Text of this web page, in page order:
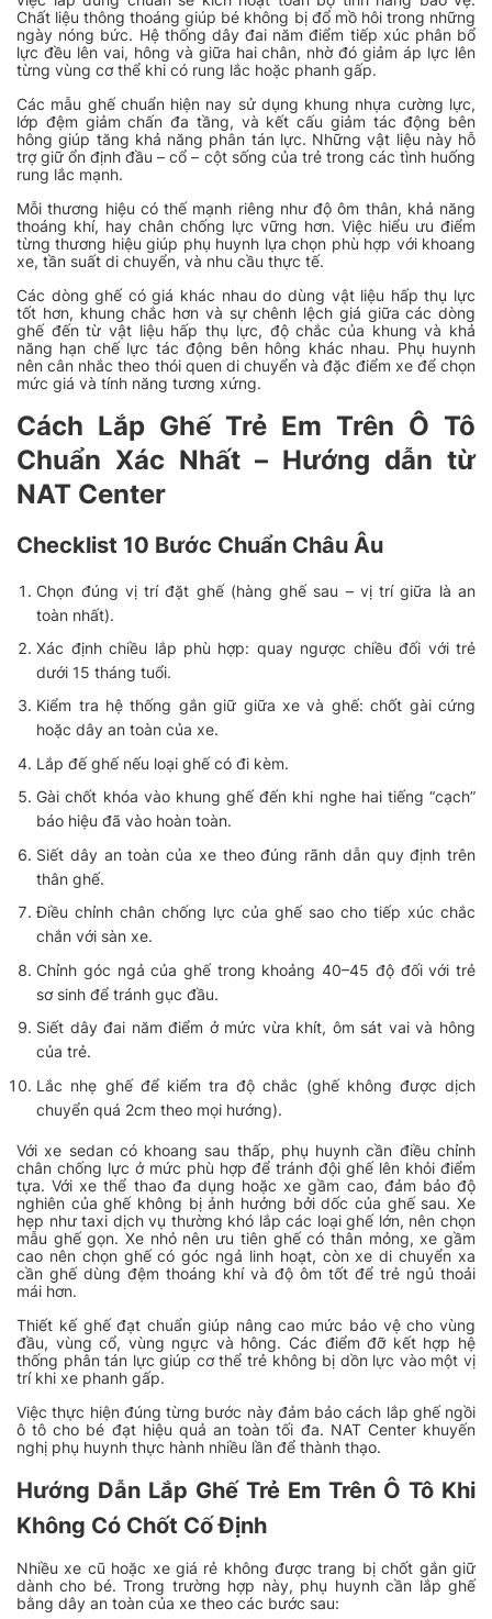
Chất liệu thông thoáng giúp bé không bị đổ mồ hôi trong những
ngày nóng bức. Hệ thống dây đai năm điểm tiếp xúc phân bổ
lực đều lên vai, hông và giữa hai chân, nhờ đó giảm áp lực lên
từng vùng cơ thể khi có rung lắc hoặc phanh gấp.
Các mẫu ghế chuẩn hiện nay sử dụng khung nhựa cường lực,
lớp đệm giảm chấn đa tầng, và kết cấu giảm tác động bên
hông giúp tăng khả năng phân tán lực. Những vật liệu này hỗ
trợ giữ ổn định đầu – cổ – cột sống của trẻ trong các tình huống
rung lắc mạnh.
Mỗi thương hiệu có thế mạnh riêng như độ ôm thân, khả năng
thoáng khí, hay chân chống lực vững hơn. Việc hiểu ưu điểm
từng thương hiệu giúp phụ huynh lựa chọn phù hợp với khoang
xe, tần suất di chuyển, và nhu cầu thực tế.
Các dòng ghế có giá khác nhau do dùng vật liệu hấp thụ lực
tốt hơn, khung chắc hơn và sự chênh lệch giá giữa các dòng
ghế đến từ vật liệu hấp thụ lực, độ chắc của khung và khả
năng hạn chế lực tác động bên hông khác nhau. Phụ huynh
nên cân nhắc theo thói quen di chuyển và đặc điểm xe để chọn
mức giá và tính năng tương xứng.
Cách Lắp Ghế Trẻ Em Trên Ô Tô
Chuẩn Xác Nhất – Hướng dẫn từ
NAT Center
Checklist 10 Bước Chuẩn Châu Âu
Chọn đúng vị trí đặt ghế (hàng ghế sau – vị trí giữa là an
toàn nhất).
Xác định chiều lắp phù hợp: quay ngược chiều đối với trẻ
dưới 15 tháng tuổi.
Kiểm tra hệ thống gắn giữ giữa xe và ghế: chốt gài cứng
hoặc dây an toàn của xe.
Lắp đế ghế nếu loại ghế có đi kèm.
Gài chốt khóa vào khung ghế đến khi nghe hai tiếng “cạch”
báo hiệu đã vào hoàn toàn.
Siết dây an toàn của xe theo đúng rãnh dẫn quy định trên
thân ghế.
Điều chỉnh chân chống lực của ghế sao cho tiếp xúc chắc
chắn với sàn xe.
Chỉnh góc ngả của ghế trong khoảng 40–45 độ đối với trẻ
sơ sinh để tránh gục đầu.
Siết dây đai năm điểm ở mức vừa khít, ôm sát vai và hông
của trẻ.
Lắc nhẹ ghế để kiểm tra độ chắc (ghế không được dịch
chuyển quá 2cm theo mọi hướng).
Với xe sedan có khoang sau thấp, phụ huynh cần điều chỉnh
chân chống lực ở mức phù hợp để tránh đội ghế lên khỏi điểm
tựa. Với xe thể thao đa dụng hoặc xe gầm cao, đảm bảo độ
nghiên của ghế không bị ảnh hưởng bởi dốc của ghế sau. Xe
hẹp như taxi dịch vụ thường khó lắp các loại ghế lớn, nên chọn
mẫu ghế gọn. Xe nhỏ nên ưu tiên ghế có thân mỏng, xe gầm
cao nên chọn ghế có góc ngả linh hoạt, còn xe di chuyển xa
cần ghế dùng đệm thoáng khí và độ ôm tốt để trẻ ngủ thoải
mái hơn.
Thiết kế ghế đạt chuẩn giúp nâng cao mức bảo vệ cho vùng
đầu, vùng cổ, vùng ngực và hông. Các điểm đỡ kết hợp hệ
thống phân tán lực giúp cơ thể trẻ không bị dồn lực vào một vị
trí khi xe phanh gấp.
Việc thực hiện đúng từng bước này đảm bảo cách lắp ghế ngồi
ô tô cho bé đạt hiệu quả an toàn tối đa. NAT Center khuyến
nghị phụ huynh thực hành nhiều lần để thành thạo.
Hướng Dẫn Lắp Ghế Trẻ Em Trên Ô Tô Khi
Không Có Chốt Cố Định
Nhiều xe cũ hoặc xe giá rẻ không được trang bị chốt gắn giữ
dành cho bé. Trong trường hợp này, phụ huynh cần lắp ghế
bằng dây an toàn của xe theo các bước sau: